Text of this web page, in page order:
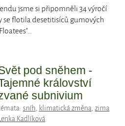
jsme si připomněli 34 výročí
flotila desetitisíců gumových
pod sněhem -
království
subnivium
sníh, klimatická změna, zima
Kadlíková